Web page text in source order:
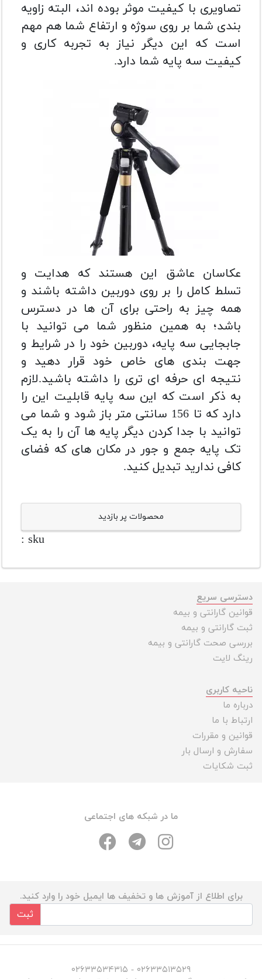
تصاویری با کیفیت موثر بوده اند، البته زاویه
بندی شما بر روی سوژه و ارتفاع شما هم مهم
است که این دیگر نیاز به تجربه کاری و
کیفیت سه پایه شما دارد.
عکاسان عاشق این هستند که هدایت و
تسلط کامل را بر روی دوربین داشته باشند و
همه چیز به راحتی برای آن ها در دسترس
باشد؛ به همین منظور شما می توانید با
جابجایی سه پایه، دوربین خود را در شرایط و
جهت بندی های خاص خود قرار دهید و
نتیجه ای حرفه ای تری را داشته باشید.لازم
به ذکر است که این سه پایه قابلیت این را
دارد که تا 156 سانتی متر باز شود و شما می
توانید با جدا کردن دیگر پایه ها آن را به یک
تک پایه جمع و جور در مکان های که فضای
کافی ندارید تبدیل کنید.
محصولات پر بازدید
sku :
دسترسی سریع
قوانین گارانتی و بیمه
ثبت گارانتی و بیمه
بررسی صحت گارانتی و بیمه
رینگ لایت
ناحیه کاربری
درباره ما
ارتباط با ما
قوانین و مقررات
سفارش و ارسال بار
ثبت شکایات
ما در شبکه های اجتماعی
برای اطلاع از آموزش ها و تخفیف ها ایمیل خود را وارد کنید.
ثبت
۰۲۶۳۳۵۱۳۵۲۹ - ۰۲۶۳۳۵۳۴۳۱۵